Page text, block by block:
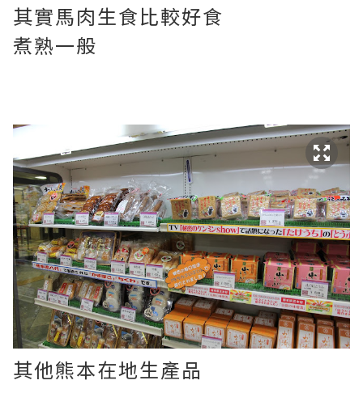
其實馬肉生食比較好食
煮熟一般
其他熊本在地生產品